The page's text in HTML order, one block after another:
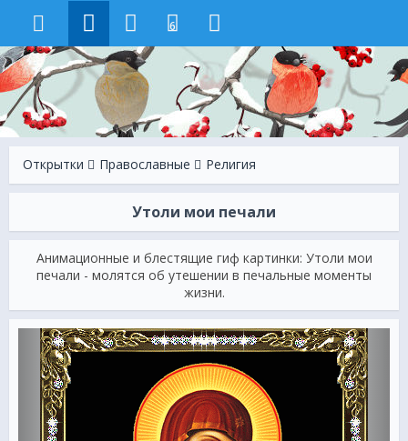
6
Открытки Православные Религия
Утоли мои печали
Анимационные и блестящие гиф картинки: Утоли мои
печали - молятся об утешении в печальные моменты
жизни.